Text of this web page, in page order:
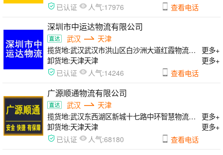
已认证 人气:17976 查看电话
深圳市中运达物流有限公司
武汉
天津
揽货地:武汉武汉市洪山区白沙洲大道红霞物流园A区
更多+
卸货地:天津天津 更多+
已认证 人气:14246 查看电话
广源顺通物流有限公司
武汉
天津
揽货地:武汉东西湖区新城十七路中环智慧物流园88号
更多+
卸货地:天津天津 更多+
已认证 人气:68180 查看电话